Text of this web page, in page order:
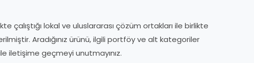
çalıştığı lokal ve uluslararası çözüm ortakları ile birlikte
Aradığınız ürünü, ilgili portföy ve alt kategoriler
iletişime geçmeyi unutmayınız.